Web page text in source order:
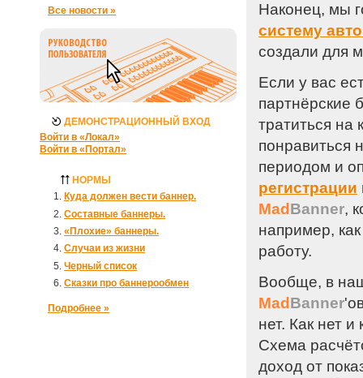
Все новости »
ДЕМОНСТРАЦИОННЫЙ ВХОД
Войти в «Локал»
Войти в «Портал»
НОРМЫ
Куда должен вести баннер.
Составные баннеры.
«Плохие» баннеры.
Случаи из жизни
Черный список
Сказки про баннерообмен
Подробнее »
Наконец, мы
систему
создали для
Если у вас
партнёрские
тратиться
понравиться
периодом и
регистрации
Mad Banner,
например,
работу.
Вообще, в
Mad Banner
нет. Как нет
Схема
доход от